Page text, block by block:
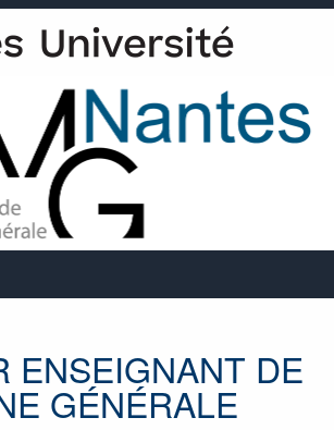
ENSEIGNANT DE
GÉNÉRALE